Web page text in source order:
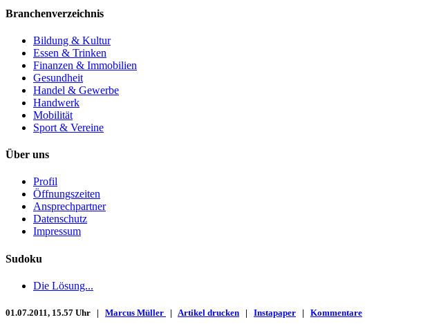
Branchenverzeichnis
Bildung & Kultur
Essen & Trinken
Finanzen & Immobilien
Gesundheit
Handel & Gewerbe
Handwerk
Mobilität
Sport & Vereine
Über uns
Profil
Öffnungszeiten
Ansprechpartner
Datenschutz
Impressum
Sudoku
Die Lösung...
01.07.2011, 15.57 Uhr | Marcus Müller | Artikel drucken | Instapaper | Kommentare